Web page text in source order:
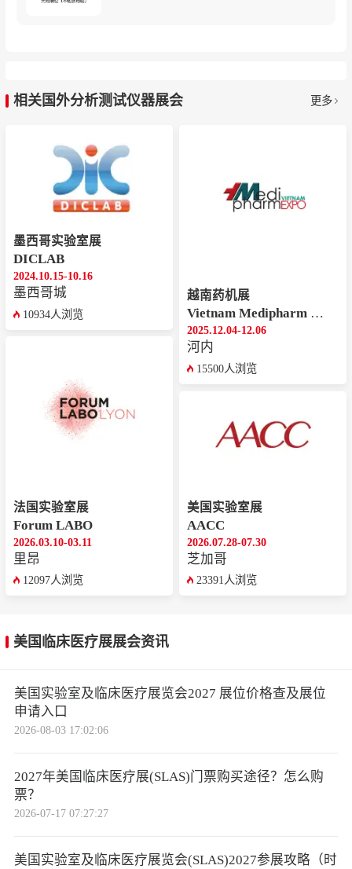
相关国外分析测试仪器展会 更多
墨西哥实验室展
DICLAB
2024.10.15-10.16
墨西哥城
10934人浏览
法国实验室展
Forum LABO
2026.03.10-03.11
里昂
12097人浏览
越南药机展
Vietnam Medipharm Expo
2025.12.04-12.06
河内
15500人浏览
美国实验室展
AACC
2026.07.28-07.30
芝加哥
23391人浏览
美国临床医疗展展会资讯
美国实验室及临床医疗展览会2027 展位价格查及展位
申请入口
2026-08-03 17:02:06
2027年美国临床医疗展(SLAS)门票购买途径？怎么购
票？
2026-07-17 07:27:27
美国实验室及临床医疗展览会(SLAS)2027参展攻略（时